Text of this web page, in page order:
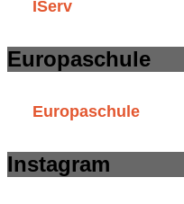
IServ
Europaschule
Europaschule
Instagram